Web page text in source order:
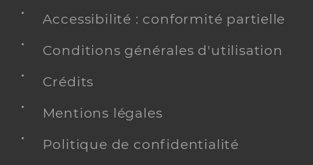
Accessibilité : conformité partielle
Conditions générales d'utilisation
Crédits
Mentions légales
Politique de confidentialité